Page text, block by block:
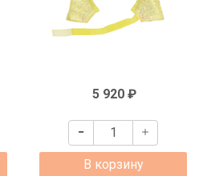
5 920 ₽
В корзину